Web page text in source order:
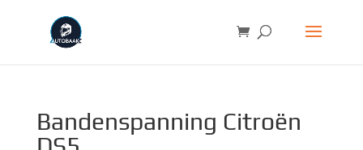
Bandenspanning Citroën